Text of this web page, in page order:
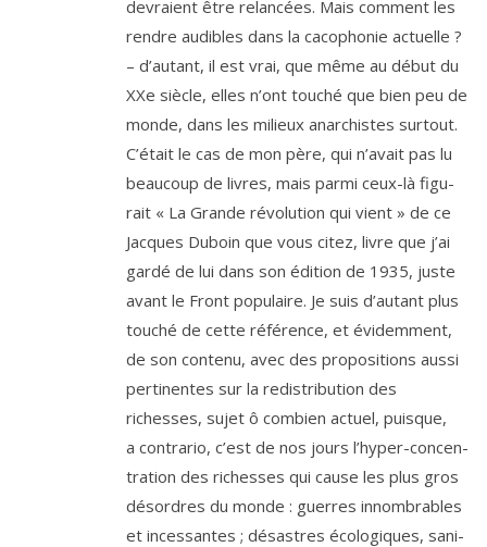
devraient être relan­cées. Mais com­ment les
rendre audibles dans la caco­pho­nie actuelle ?
– d’au­tant, il est vrai, que même au début du
XXe siècle, elles n’ont tou­ché que bien peu de
monde, dans les milieux anar­chistes sur­tout.
C’était le cas de mon père, qui n’a­vait pas lu
beau­coup de livres, mais par­mi ceux-là figu­
rait « La Grande révo­lu­tion qui vient » de ce
Jacques Duboin que vous citez, livre que j’ai
gar­dé de lui dans son édi­tion de 1935, juste
avant le Front popu­laire. Je suis d’au­tant plus
tou­ché de cette réfé­rence, et évi­dem­ment,
de son conte­nu, avec des pro­po­si­tions aus­si
per­ti­nentes sur la redis­tri­bu­tion des
richesses, sujet ô com­bien actuel, puisque,
a contra­rio, c’est de nos jours l’hy­per-concen­
tra­tion des richesses qui cause les plus gros
désordres du monde : guerres innom­brables
et inces­santes ; désastres éco­lo­giques, sani­